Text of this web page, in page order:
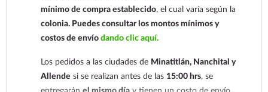
mínimo de compra establecido, el cual varía según la
colonia. Puedes consultar los montos mínimos y
costos de envíodando clic aquí.
Los pedidos a las ciudades de Minatitlán, Nanchital y
Allende si se realizan antes de las 15:00 hrs, se